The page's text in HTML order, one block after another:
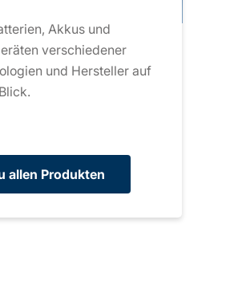
Akkus und
verschiedener
und Hersteller auf
allen Produkten